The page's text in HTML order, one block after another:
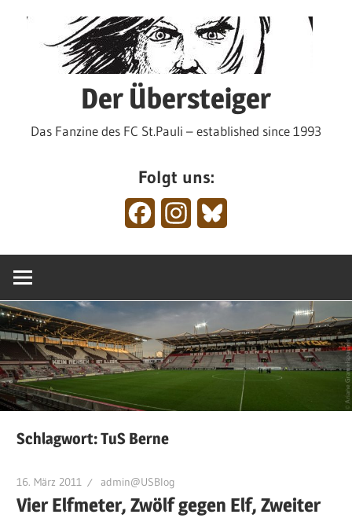
Der Übersteiger
Das Fanzine des FC St.Pauli – established since 1993
Folgt uns:
FacebookInstagram
Schlagwort:TuS Berne
16. März 2011 admin@USBlog
Vier Elfmeter, Zwölf gegen Elf, Zweiter